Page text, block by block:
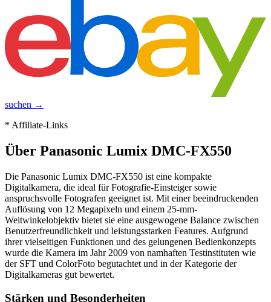
suchen →
* Affiliate-Links
Über Panasonic Lumix DMC-FX550
Die Panasonic Lumix DMC-FX550 ist eine kompakte
Digitalkamera, die ideal für Fotografie-Einsteiger sowie
anspruchsvolle Fotografen geeignet ist. Mit einer beeindruckenden
Auflösung von 12 Megapixeln und einem 25-mm-
Weitwinkelobjektiv bietet sie eine ausgewogene Balance zwischen
Benutzerfreundlichkeit und leistungsstarken Features. Aufgrund
ihrer vielseitigen Funktionen und des gelungenen Bedienkonzepts
wurde die Kamera im Jahr 2009 von namhaften Testinstituten wie
der SFT und ColorFoto begutachtet und in der Kategorie der
Digitalkameras gut bewertet.
Stärken und Besonderheiten